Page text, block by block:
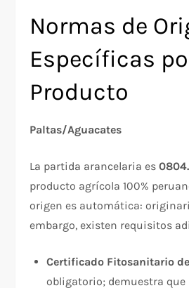
Normas de
Específicas
Producto
Paltas/Aguacates
La partida arancelaria es
producto agrícola 100%
origen es automática:
embargo, existen requisitos
Certificado Fitosanitario de
obligatorio; demuestra que